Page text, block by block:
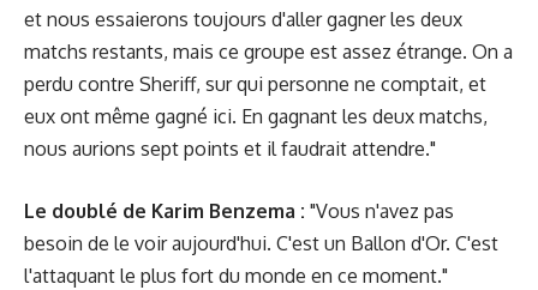
et nous essaierons toujours d'aller gagner les deux
matchs restants, mais ce groupe est assez étrange. On a
perdu contre Sheriff, sur qui personne ne comptait, et
eux ont même gagné ici. En gagnant les deux matchs,
nous aurions sept points et il faudrait attendre."
Le doublé de Karim Benzema : "Vous n'avez pas
besoin de le voir aujourd'hui. C'est un Ballon d'Or. C'est
l'attaquant le plus fort du monde en ce moment."